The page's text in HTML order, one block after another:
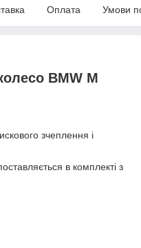
Оплата Умови
BMW M
зчеплення і
в комплекті з